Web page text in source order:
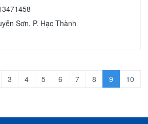
Sơn, P. Hạc Thành
3 4 5 6 7 8 9
10